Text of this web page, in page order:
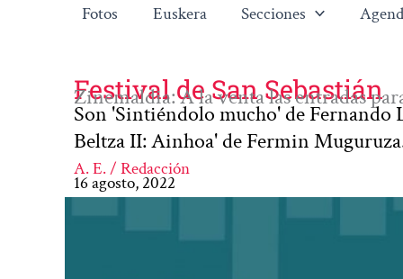
Fotos Euskera Secciones
Festival de San Sebastián
Zinemaldia: A la venta las entradas
Son 'Sintiéndolo mucho' de Fernando
Beltza II: Ainhoa' de Fermin
A. E. / Redacción
16 agosto, 2022